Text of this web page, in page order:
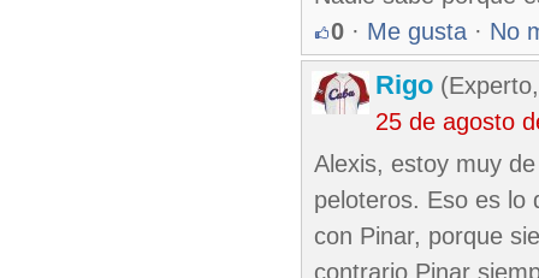
0 · Me gusta · No
Rigo
25 de agosto
Alexis, estoy muy
peloteros. Eso es lo
con Pinar, porque
contrario Pinar